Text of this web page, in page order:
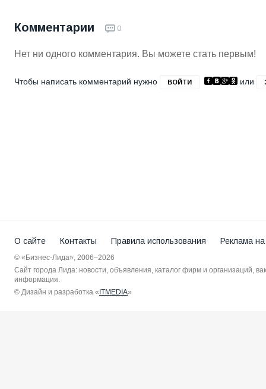
Комментарии 0
Нет ни одного комментария. Вы можете стать первым!
Чтобы написать комментарий нужно ВОЙТИ или
О сайте Контакты Правила использования Реклама
© «Бизнес-Лида», 2006–2026
Сайт города Лида: новости, объявления, каталог фирм и организаций,
информация.
© Дизайн и разработка « ITMEDIA»